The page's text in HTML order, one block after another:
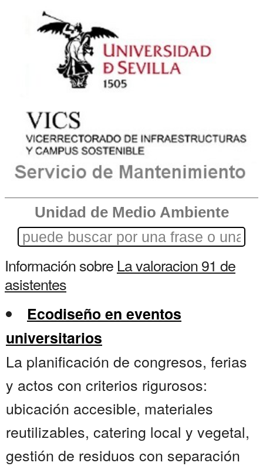
Unidad de Medio Ambiente
Información sobre La valoracion 91 de
asistentes
Ecodiseño en eventos
universitarios
La planificación de congresos, ferias
y actos con criterios rigurosos:
ubicación accesible, materiales
reutilizables, catering local y vegetal,
gestión de residuos con separación